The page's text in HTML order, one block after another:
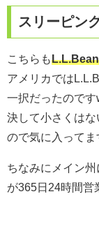
スリーピン
こちらも
アメリカでは
一択だったのです
決して小さくは
ので気に入ってま
ちなみにメイン
が365日24時間営